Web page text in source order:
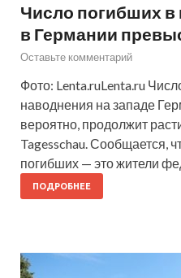
Число погибших в
в Германии
Оставьте комментарий
Фото: Lenta.ruLenta.ru
наводнения на западе
вероятно, продолжит
Tagesschau. Сообщается,
погибших — это жители
ПОДРОБНЕЕ